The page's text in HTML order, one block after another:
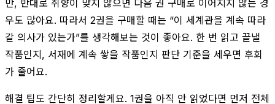
만, 반대로 취향이 맞지 않으면 다음 권 구매로 이어지지 않는 경
우도 많아요. 따라서 2권을 구매할 때는 “이 세계관을 계속 따라
갈 의사가 있는가”를 생각해보는 것이 좋아요. 한 번 읽고 끝낼
작품인지, 서재에 계속 쌓을 작품인지 판단 기준을 세우면 후회
가 줄어요.
해결 팁도 간단히 정리할게요. 1권을 아직 안 읽었다면 먼저 전체